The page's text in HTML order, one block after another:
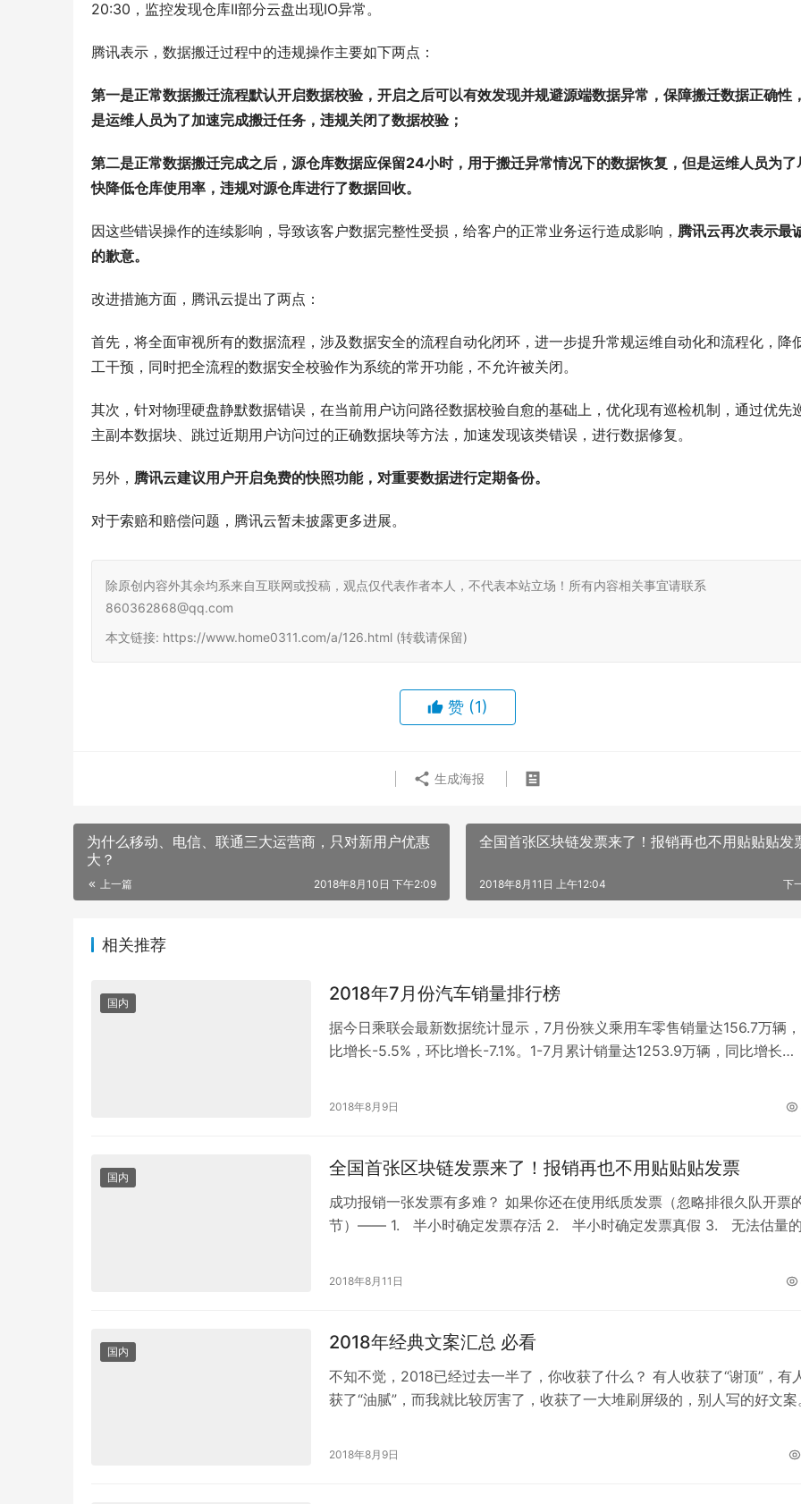
20:30，监控发现仓库II部分云盘出现IO异常。
腾讯表示，数据搬迁过程中的违规操作主要如下两点：
第一是正常数据搬迁流程默认开启数据校验，开启之后可以有效发现并规避源端数据异常，保障搬迁数据正确性
是运维人员为了加速完成搬迁任务，违规关闭了数据校验；
第二是正常数据搬迁完成之后，源仓库数据应保留24小时，用于搬迁异常情况下的数据恢复，但是运维人员为了
快降低仓库使用率，违规对源仓库进行了数据回收。
因这些错误操作的连续影响，导致该客户数据完整性受损，给客户的正常业务运行造成影响， 腾讯云再次表示最
的歉意。
改进措施方面，腾讯云提出了两点：
首先，将全面审视所有的数据流程，涉及数据安全的流程自动化闭环，进一步提升常规运维自动化和流程化，降
工干预，同时把全流程的数据安全校验作为系统的常开功能，不允许被关闭。
其次，针对物理硬盘静默数据错误，在当前用户访问路径数据校验自愈的基础上，优化现有巡检机制，通过优先
主副本数据块、跳过近期用户访问过的正确数据块等方法，加速发现该类错误，进行数据修复。
另外， 腾讯云建议用户开启免费的快照功能，对重要数据进行定期备份。
对于索赔和赔偿问题，腾讯云暂未披露更多进展。
除原创内容外其余均系来自互联网或投稿，观点仅代表作者本人，不代表本站立场！所有内容相关事宜请联系
860362868@qq.com
本文链接: https://www.home0311.com/a/126.html (转载请保留)
赞 (1)
生成海报
为什么移动、电信、联通三大运营商，只对新用户优惠
大？
上一篇 2018年8月10日 下午2:09
全国首张区块链发票来了！报销再也不用贴贴贴发
下
2018年8月11日 上午12:04
相关推荐
国内 2018年7月份汽车销量排行榜
据今日乘联会最新数据统计显示，7月份狭义乘用车零售销量达156.7万辆
比增长-5.5%，环比增长-7.1%。1-7月累计销量达1253.9万辆，同比增长
2018年8月9日
国内 全国首张区块链发票来了！报销再也不用贴贴贴发票
成功报销一张发票有多难？ 如果你还在使用纸质发票（忽略排很久队开票
节）—— 1. 半小时确定发票存活 2. 半小时确定发票真假 3. 无法估量
2018年8月11日
国内 2018年经典文案汇总 必看
不知不觉，2018已经过去一半了，你收获了什么？ 有人收获了“谢顶”，有
获了“油腻”，而我就比较厉害了，收获了一大堆刷屏级的，别人写的好文案
2018年8月9日